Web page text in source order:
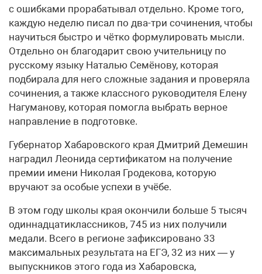
с ошибками прорабатывал отдельно. Кроме того,
каждую неделю писал по два-три сочинения, чтобы
научиться быстро и чётко формулировать мысли.
Отдельно он благодарит свою учительницу по
русскому языку Наталью Семёнову, которая
подбирала для него сложные задания и проверяла
сочинения, а также классного руководителя Елену
Нагуманову, которая помогла выбрать верное
направление в подготовке.
Губернатор Хабаровского края Дмитрий Демешин
наградил Леонида сертификатом на получение
премии имени Николая Гродекова, которую
вручают за особые успехи в учёбе.
В этом году школы края окончили больше 5 тысяч
одиннадцатиклассников, 745 из них получили
медали. Всего в регионе зафиксировано 33
максимальных результата на ЕГЭ, 32 из них — у
выпускников этого года из Хабаровска,